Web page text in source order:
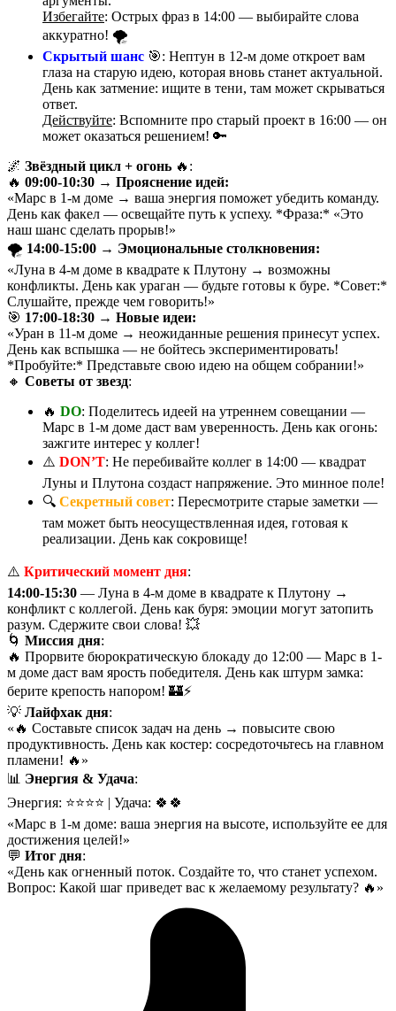
Избегайте: Острых фраз в 14:00 — выбирайте слова
аккуратно! 🌪️
Скрытый шанс 🎯: Нептун в 12-м доме откроет вам
глаза на старую идею, которая вновь станет актуальной.
День как затмение: ищите в тени, там может скрываться
ответ.
Действуйте: Вспомните про старый проект в 16:00 — он
может оказаться решением! 🔑
🌌 Звёздный цикл + огонь 🔥:
🔥 09:00-10:30 → Прояснение идей:
«Марс в 1-м доме → ваша энергия поможет убедить команду.
День как факел — освещайте путь к успеху. *Фраза:* «Это
наш шанс сделать прорыв!»
🌪️ 14:00-15:00 → Эмоциональные столкновения:
«Луна в 4-м доме в квадрате к Плутону → возможны
конфликты. День как ураган — будьте готовы к буре. *Совет:*
Слушайте, прежде чем говорить!»
🎯 17:00-18:30 → Новые идеи:
«Уран в 11-м доме → неожиданные решения принесут успех.
День как вспышка — не бойтесь экспериментировать!
*Пробуйте:* Представьте свою идею на общем собрании!»
🔸 Советы от звезд:
🔥 DO: Поделитесь идеей на утреннем совещании —
Марс в 1-м доме даст вам уверенность. День как огонь:
зажгите интерес у коллег!
⚠️ DON’T: Не перебивайте коллег в 14:00 — квадрат
Луны и Плутона создаст напряжение. Это минное поле!
🔍 Секретный совет: Пересмотрите старые заметки —
там может быть неосуществленная идея, готовая к
реализации. День как сокровище!
⚠️ Критический момент дня:
14:00-15:30 — Луна в 4-м доме в квадрате к Плутону →
конфликт с коллегой. День как буря: эмоции могут затопить
разум. Сдержите свои слова! 💥
🌀 Миссия дня:
🔥 Прорвите бюрократическую блокаду до 12:00 — Марс в 1-
м доме даст вам ярость победителя. День как штурм замка:
берите крепость напором! 🏰⚡
💡 Лайфхак дня:
«🔥 Составьте список задач на день → повысите свою
продуктивность. День как костер: сосредоточьтесь на главном
пламени! 🔥»
📊 Энергия & Удача:
Энергия: ⭐⭐⭐⭐ | Удача: 🍀🍀
«Марс в 1-м доме: ваша энергия на высоте, используйте ее для
достижения целей!»
💬 Итог дня:
«День как огненный поток. Создайте то, что станет успехом.
Вопрос: Какой шаг приведет вас к желаемому результату? 🔥»